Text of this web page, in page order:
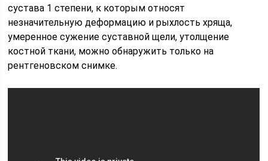
сустава 1 степени, к которым относят
незначительную деформацию и рыхлость хряща,
умеренное сужение суставной щели, утолщение
костной ткани, можно обнаружить только на
рентгеновском снимке.